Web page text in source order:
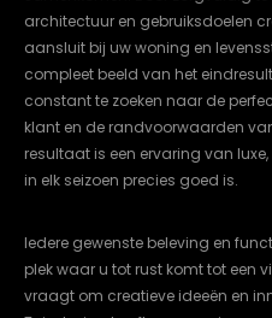
architectuur en gebruiksdoelen
aansluit bij uw woning en
compleet beeld van het
constant te zoeken naar de
klant en de randvoorwaarden
resultaat is een ervaring van
in elk seizoen precies goed is.
Iedere gewenste beleving en
plek waar u tot rust komt tot een
vraagt om creatieve ideeën en
ALLE
COOKIES
ACCEPTEREN